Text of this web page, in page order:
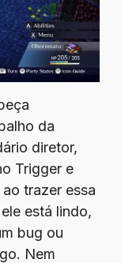
da
diretor,
Trigger e
trazer essa
está lindo,
bug ou
Nem